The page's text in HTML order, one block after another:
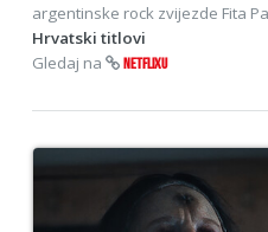
argentinske rock zvijezde Fita
Hrvatski titlovi
Gledaj na
NETFLIXU